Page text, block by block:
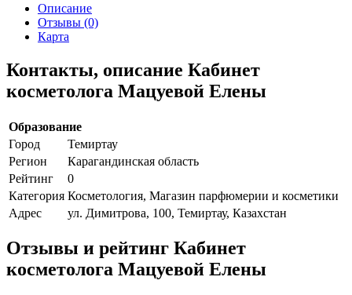
Описание
Отзывы (0)
Карта
Контакты, описание Кабинет
косметолога Мацуевой Елены
Образование
Город
Темиртау
Регион
Карагандинская область
Рейтинг
0
Категория Косметология, Магазин парфюмерии и косметики
Адрес
ул. Димитрова, 100, Темиртау, Казахстан
Отзывы и рейтинг Кабинет
косметолога Мацуевой Елены